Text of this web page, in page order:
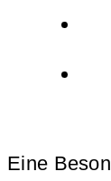
Eine